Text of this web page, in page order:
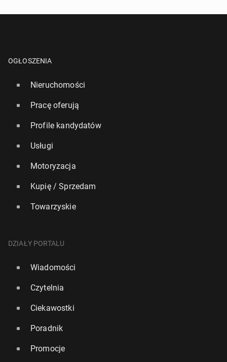
OGŁOSZENIA
Nieruchomości
Pracę oferują
Profile kandydatów
Usługi
Motoryzacja
Kupię / Sprzedam
Towarzyskie
DZIAŁY PORTALU
Wiadomości
Czytelnia
Ciekawostki
Poradnik
Promocje